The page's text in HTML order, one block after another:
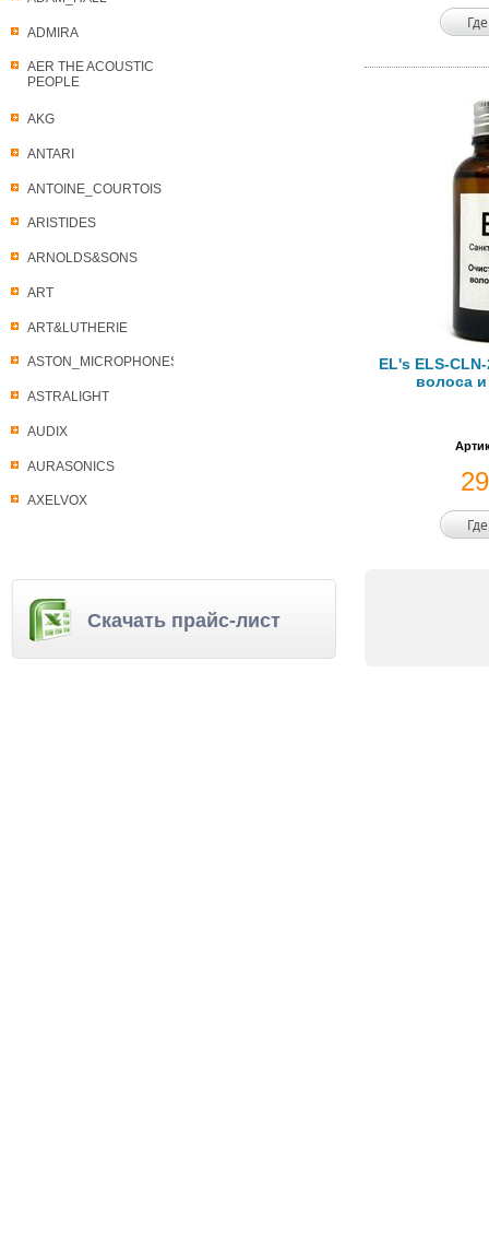
ADMIRA
AER THE ACOUSTIC
PEOPLE
AKG
ANTARI
ANTOINE_COURTOIS
ARISTIDES
ARNOLDS&SONS
ART
ART&LUTHERIE
ASTON_MICROPHONES
ASTRALIGHT
AUDIX
AURASONICS
AXELVOX
Скачать прайс-лист
EL's ELS-
волоса